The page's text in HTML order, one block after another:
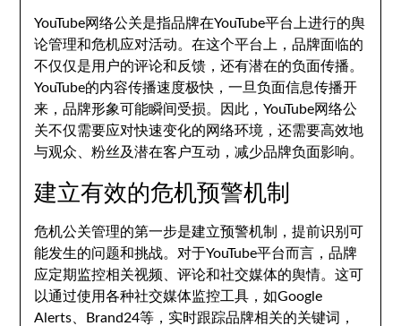
YouTube网络公关是指品牌在YouTube平台上进行的舆
论管理和危机应对活动。在这个平台上，品牌面临的
不仅仅是用户的评论和反馈，还有潜在的负面传播。
YouTube的内容传播速度极快，一旦负面信息传播开
来，品牌形象可能瞬间受损。因此，YouTube网络公
关不仅需要应对快速变化的网络环境，还需要高效地
与观众、粉丝及潜在客户互动，减少品牌负面影响。
建立有效的危机预警机制
危机公关管理的第一步是建立预警机制，提前识别可
能发生的问题和挑战。对于YouTube平台而言，品牌
应定期监控相关视频、评论和社交媒体的舆情。这可
以通过使用各种社交媒体监控工具，如Google
Alerts、Brand24等，实时跟踪品牌相关的关键词，